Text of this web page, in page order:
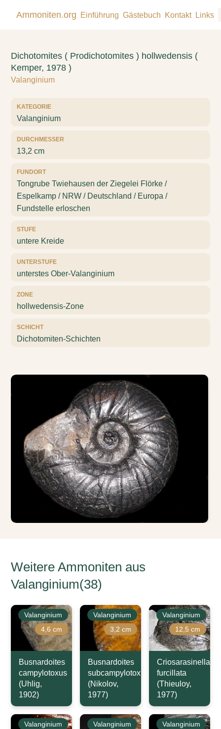
Ammoniten.org Einführung Gästebuch Kontakt Links
Dichotomites ( Prodichotomites ) hollwedensis (
Kemper, 1978 )
Valanginium
KATEGORIE
Valanginium
DURCHMESSER
13,2 cm
FUNDORT
Tongrube Twiehausen der Ziegelei Flörke /
Espelkamp / NRW / Deutschland / Europa /
Fundstelle erloschen
STUFE
untere Kreide
UNTERSTUFE
unterstes Ober-Valanginium
ZONE
hollwedensis-Zone
SCHICHT
Dichotomiten-Schichten
Weitere Ammoniten aus
Valanginium(38)
Valanginium
4,6 cm
Busnardoites
campylotoxus
(Uhlig,
1902)
Valanginium
3,2 cm
Busnardoites
subcampylotoxus
(Nikolov,
1977)
Valanginium
12,5 cm
Criosarasinella
furcillata
(Thieuloy,
1977)
Valanginium
Valanginium
Valanginium